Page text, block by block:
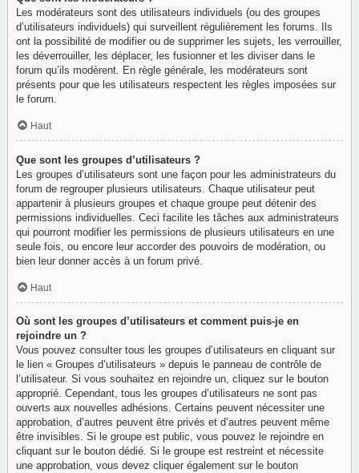
Les modérateurs sont des utilisateurs individuels (ou des groupes
d’utilisateurs individuels) qui surveillent régulièrement les forums. Ils
ont la possibilité de modifier ou de supprimer les sujets, les verrouiller,
les déverrouiller, les déplacer, les fusionner et les diviser dans le
forum qu’ils modèrent. En règle générale, les modérateurs sont
présents pour que les utilisateurs respectent les règles imposées sur
le forum.
Haut
Que sont les groupes d’utilisateurs ?
Les groupes d’utilisateurs sont une façon pour les administrateurs du
forum de regrouper plusieurs utilisateurs. Chaque utilisateur peut
appartenir à plusieurs groupes et chaque groupe peut détenir des
permissions individuelles. Ceci facilite les tâches aux administrateurs
qui pourront modifier les permissions de plusieurs utilisateurs en une
seule fois, ou encore leur accorder des pouvoirs de modération, ou
bien leur donner accès à un forum privé.
Haut
Où sont les groupes d’utilisateurs et comment puis-je en
rejoindre un ?
Vous pouvez consulter tous les groupes d’utilisateurs en cliquant sur
le lien « Groupes d’utilisateurs » depuis le panneau de contrôle de
l’utilisateur. Si vous souhaitez en rejoindre un, cliquez sur le bouton
approprié. Cependant, tous les groupes d’utilisateurs ne sont pas
ouverts aux nouvelles adhésions. Certains peuvent nécessiter une
approbation, d’autres peuvent être privés et d’autres peuvent même
être invisibles. Si le groupe est public, vous pouvez le rejoindre en
cliquant sur le bouton dédié. Si le groupe est restreint et nécessite
une approbation, vous devez cliquer également sur le bouton